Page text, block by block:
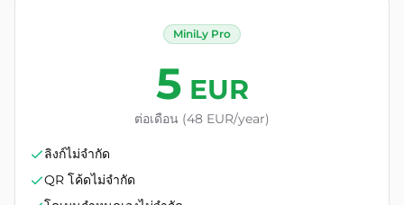
MiniLy Pro
5 EUR
ต่อเดือน (48 EUR/year)
ลิงก์ไม่จำกัด
QR โค้ดไม่จำกัด